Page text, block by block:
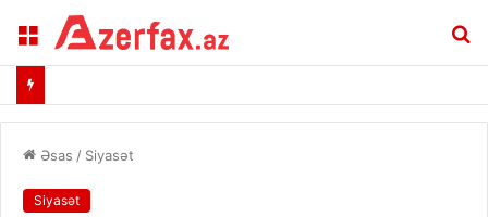
Menu
Əsas / Siyasət
Siyasət